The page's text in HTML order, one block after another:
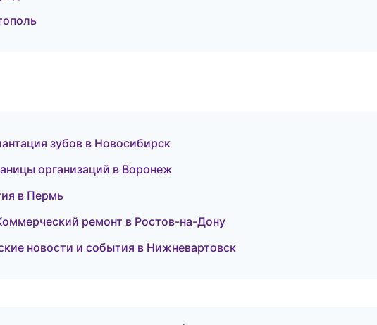
зубов в Новосибирск
организаций в Воронеж
в Пермь
ремонт в Ростов-на-Дону
новости и события в Нижневартовск